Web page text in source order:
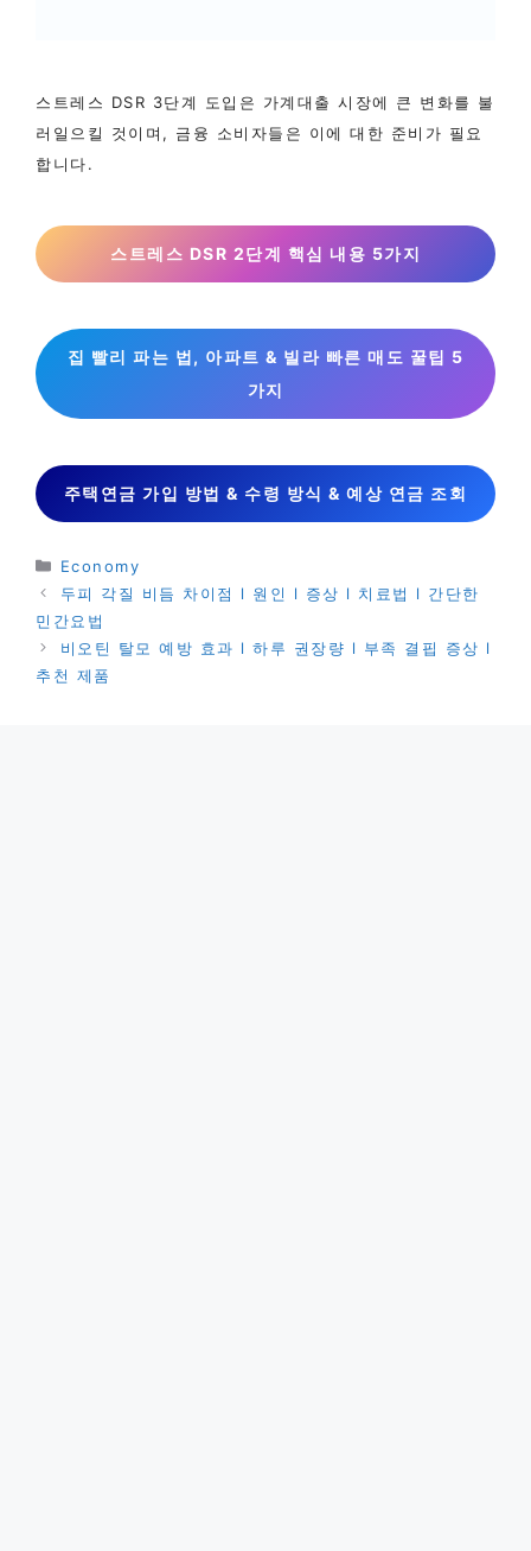
스트레스 DSR 3단계 도입은 가계대출 시장에 큰 변화를 불
러일으킬 것이며, 금융 소비자들은 이에 대한 준비가 필요
합니다.
스트레스 DSR 2단계 핵심 내용 5가지
집 빨리 파는 법, 아파트 & 빌라 빠른 매도 꿀팁 5
가지
주택연금 가입 방법 & 수령 방식 & 예상 연금 조회
카
테
고
리
Economy
두피 각질 비듬 차이점 l 원인 l 증상 l 치료법 l 간단한
민간요법
비오틴 탈모 예방 효과 l 하루 권장량 l 부족 결핍 증상 l
추천 제품